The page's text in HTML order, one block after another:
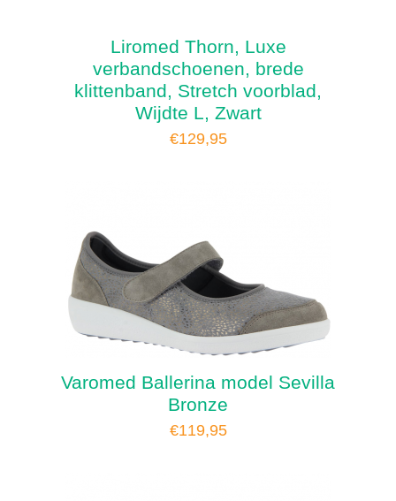
Liromed Thorn, Luxe
verbandschoenen, brede
klittenband, Stretch voorblad,
Wijdte L, Zwart
€129,95
Varomed Ballerina model Sevilla
Bronze
€119,95